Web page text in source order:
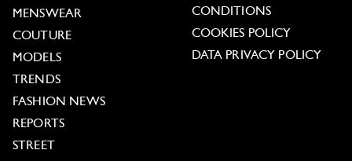
MENSWEAR
COUTURE
MODELS
TRENDS
FASHION NEWS
REPORTS
STREET
CONDITIONS
COOKIES POLICY
DATA PRIVACY POLICY